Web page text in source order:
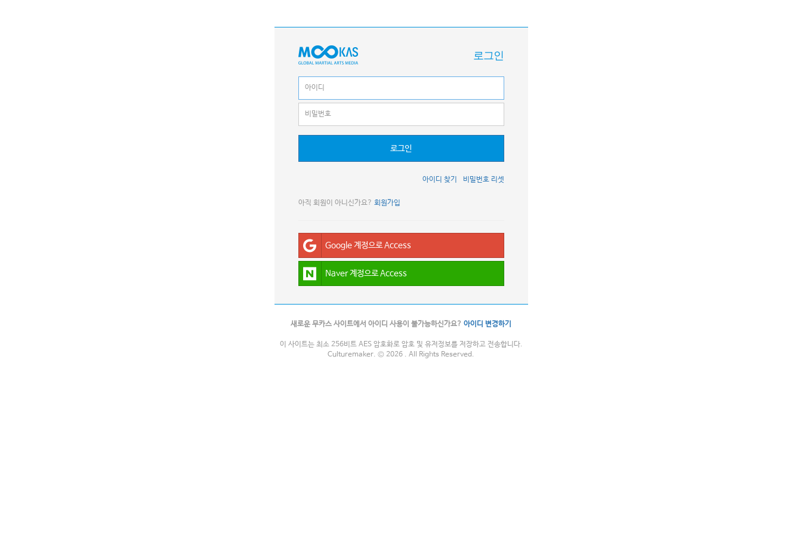
로그인
로그인
비밀번호 리셋
아이디 찾기
아직 회원이 아니신가요? 회원가입
Google 계정으로 Access
Naver 계정으로 Access
새로운 무카스 사이트에서 아이디 사용이 불가능하신가요? 아이디 변경하기
이 사이트는 최소 256비트 AES 암호화로 암호 및 유저정보를 저장하고 전송합니다.
Culturemaker. © 2026 . All Rights Reserved.